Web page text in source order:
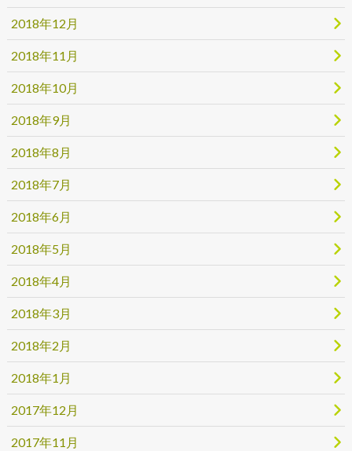
2018年12月
2018年11月
2018年10月
2018年9月
2018年8月
2018年7月
2018年6月
2018年5月
2018年4月
2018年3月
2018年2月
2018年1月
2017年12月
2017年11月